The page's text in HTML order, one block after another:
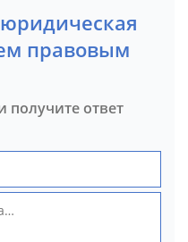
правовым
получите ответ